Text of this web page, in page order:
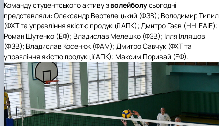
Команду студентського активу з волейболусьогодні
представляли: Олександр Вертелецький (ФЗВ); Володимир
(ФХТ та управління якістю продукції АПК); Дмитро Гаєв (ННІ ЕАіЕ);
Роман Шутенко (ЕФ); Владислав Мелешко (ФЗВ); Ілля Ілляшов
(ФЗВ); Владислав Косенюк (ФАМ); Дмитро Савчук (ФХТ та
управління якістю продукції АПК); Максим Поривай (ЕФ).